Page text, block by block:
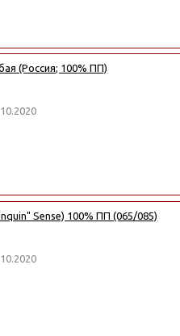
(Россия; 100% ПП)
Sense) 100% ПП (065/085)